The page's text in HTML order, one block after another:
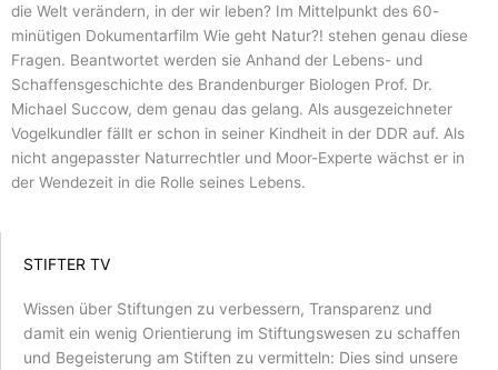
die Welt verändern, in der wir leben? Im Mittelpunkt des 60-
minütigen Dokumentarfilm Wie geht Natur?! stehen genau diese
Fragen. Beantwortet werden sie Anhand der Lebens- und
Schaffensgeschichte des Brandenburger Biologen Prof. Dr.
Michael Succow, dem genau das gelang. Als ausgezeichneter
Vogelkundler fällt er schon in seiner Kindheit in der DDR auf. Als
nicht angepasster Naturrechtler und Moor-Experte wächst er in
der Wendezeit in die Rolle seines Lebens.
STIFTER TV
Wissen über Stiftungen zu verbessern, Transparenz und
damit ein wenig Orientierung im Stiftungswesen zu schaffen
und Begeisterung am Stiften zu vermitteln: Dies sind unsere